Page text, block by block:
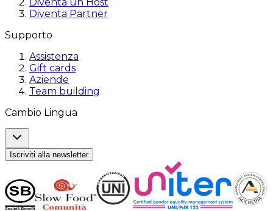
Diventa Partner
Supporto
Assistenza
Gift cards
Aziende
Team building
Cambio Lingua
Iscriviti alla newsletter